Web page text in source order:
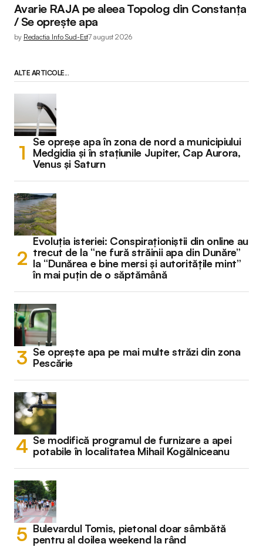
Avarie RAJA pe aleea Topolog din Constanța
/ Se oprește apa
by Redactia Info Sud-Est7 august 2026
ALTE ARTICOLE...
Se opreșe apa în zona de nord a municipiului
Medgidia și în stațiunile Jupiter, Cap Aurora,
Venus și Saturn
Evoluția isteriei: Conspiraționiștii din online au
trecut de la “ne fură străinii apa din Dunăre”
la “Dunărea e bine mersi și autoritățile mint”
în mai puțin de o săptămână
Se oprește apa pe mai multe străzi din zona
Pescărie
Se modifică programul de furnizare a apei
potabile în localitatea Mihail Kogălniceanu
Bulevardul Tomis, pietonal doar sâmbătă
pentru al doilea weekend la rând